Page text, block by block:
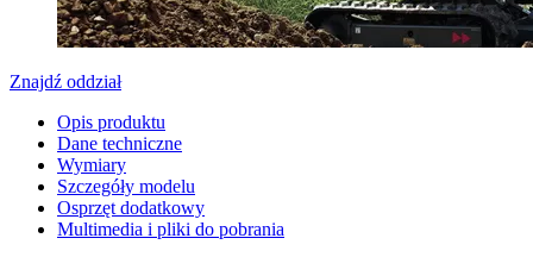
Znajdź oddział
Opis produktu
Dane techniczne
Wymiary
Szczegóły modelu
Osprzęt dodatkowy
Multimedia i pliki do pobrania